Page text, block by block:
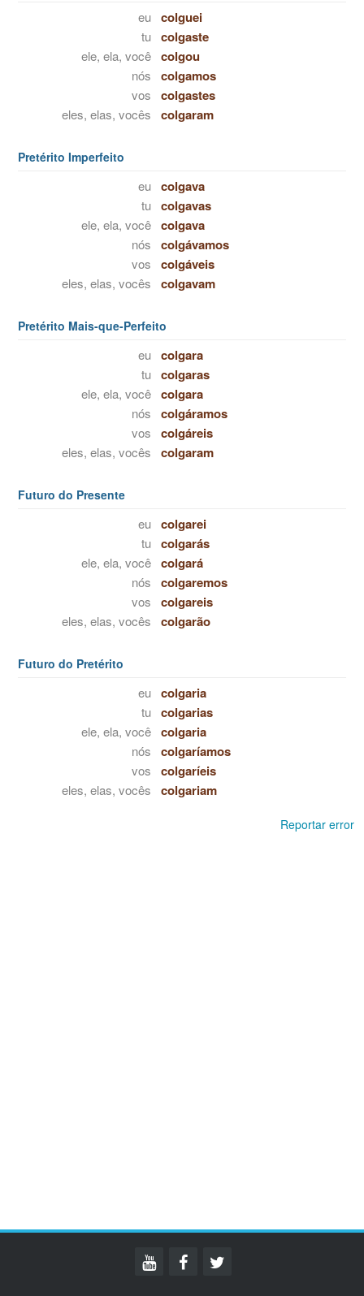
eu colguei
tu colgaste
ele, ela, você colgou
nós colgamos
vos colgastes
eles, elas, vocês colgaram
Pretérito Imperfeito
eu colgava
tu colgavas
ele, ela, você colgava
nós colgávamos
vos colgáveis
eles, elas, vocês colgavam
Pretérito Mais-que-Perfeito
eu colgara
tu colgaras
ele, ela, você colgara
nós colgáramos
vos colgáreis
eles, elas, vocês colgaram
Futuro do Presente
eu colgarei
tu colgarás
ele, ela, você colgará
nós colgaremos
vos colgareis
eles, elas, vocês colgarão
Futuro do Pretérito
eu colgaria
tu colgarias
ele, ela, você colgaria
nós colgaríamos
vos colgaríeis
eles, elas, vocês colgariam
Reportar error